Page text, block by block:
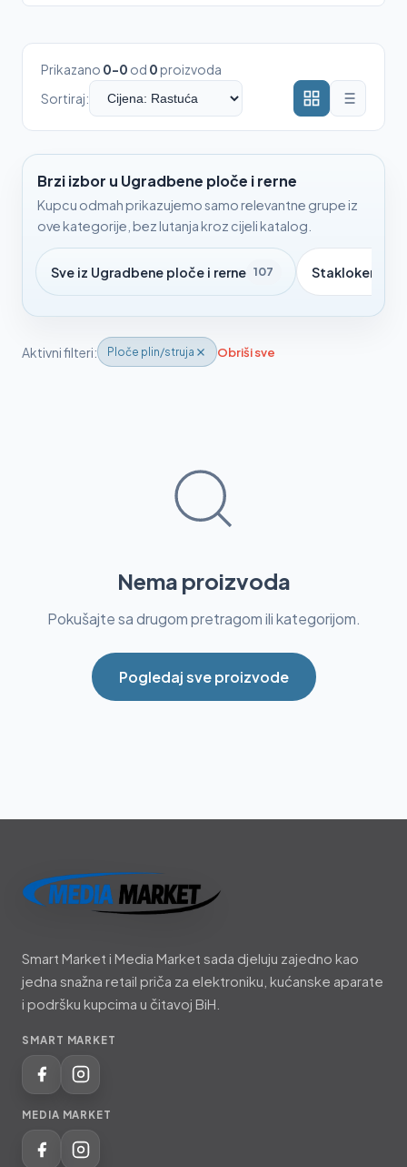
Prikazano 0-0 od 0proizvoda
Sortiraj:
Brzi izbor u Ugradbene ploče i rerne
Kupcu odmah prikazujemo samo relevantne grupe iz
ove kategorije, bez lutanja kroz cijeli katalog.
Sve iz Ugradbene ploče i rerne 107
Aktivni filteri: Ploče plin/struja Obriši sve
Nema proizvoda
Pokušajte sa drugom pretragom ili kategorijom.
Pogledaj sve proizvode
Smart
i
Media
Market
Smart Market i Media Market sada djeluju zajedno kao
jedna snažna retail priča za elektroniku, kućanske aparate
i podršku kupcima u čitavoj BiH.
SMART MARKET
MEDIA MARKET